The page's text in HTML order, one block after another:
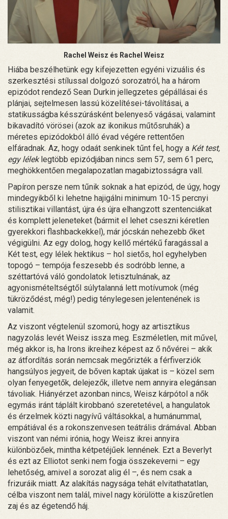
Rachel Weisz és Rachel Weisz
Hiába beszélhetünk egy kifejezetten egyéni vizuális és
szerkesztési stílussal dolgozó sorozatról, ha a három
epizódot rendező Sean Durkin jellegzetes gépállásai és
plánjai, sejtelmesen lassú közelítései-távolításai, a
statikusságba késszúrásként belenyeső vágásai, valamint
bikavadító vörösei (azok az ikonikus műtősruhák) a
méretes epizódokból álló évad végére rettentően
elfáradnak. Az, hogy odaát senkinek tűnt fel, hogy a Két test,
egy léleklegtöbb epizódjában nincs sem 57, sem 61 perc,
meghökkentően megalapozatlan magabiztosságra vall.
Papíron persze nem tűnik soknak a hat epizód, de úgy, hogy
mindegyikből ki lehetne hajigálni minimum 10-15 percnyi
stilisztikai villantást, újra és újra elhangzott szentenciákat
és komplett jeleneteket (bármit el lehet cseszni kéretlen
gyerekkori flashbackekkel), már jócskán nehezebb őket
végigülni. Az egy dolog, hogy kellő mértékű faragással a
Két test, egy lélek hektikus – hol sietős, hol egyhelyben
topogó – tempója feszesebb és sodróbb lenne, a
széttartóvá váló gondolatok letisztulnának, az
agyonismételtségtől súlytalanná lett motívumok (még
tükröződést, még!) pedig ténylegesen jelentenének is
valamit.
Az viszont végtelenül szomorú, hogy az artisztikus
nagyzolás levét Weisz issza meg. Eszméletlen, mit művel,
még akkor is, ha Irons ikreihez képest az ő nővérei – akik
az átfordítás során nemcsak megőrizték a férfiverziók
hangsúlyos jegyeit, de bőven kaptak újakat is – közel sem
olyan fenyegetők, delejezők, illetve nem annyira elegánsan
távoliak. Hiányérzet azonban nincs, Weisz kárpótol a nők
egymás iránt táplált kirobbanó szeretetével, a hangulatok
és érzelmek közti nagyívű váltásokkal, a humánummal,
empátiával és a rokonszenvesen teátrális drámával. Abban
viszont van némi irónia, hogy Weisz ikrei annyira
különbözőek, mintha kétpetéjűek lennének. Ezt a Beverlyt
és ezt az Elliotot senki nem fogja összekeverni – egy
lehetőség, amivel a sorozat alig él –, és nem csak a
frizuráik miatt. Az alakítás nagysága tehát elvitathatatlan,
célba viszont nem talál, mivel nagy körülötte a kiszűretlen
zaj és az égetendő háj.